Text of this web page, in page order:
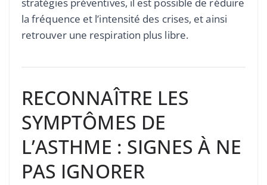
stratégies préventives, il est possible de réduire
la fréquence et l’intensité des crises, et ainsi
retrouver une respiration plus libre.
RECONNAÎTRE LES
SYMPTÔMES DE
L’ASTHME : SIGNES À NE
PAS IGNORER